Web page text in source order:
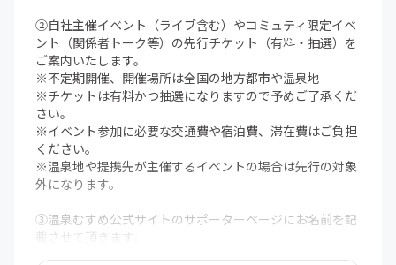
②自社主催イベント（ライブ含む）やコミュティ限定イベ
ント（関係者トーク等）の先行チケット（有料・抽選）を
ご案内いたします。
※不定期開催、開催場所は全国の地方都市や温泉地
※チケットは有料かつ抽選になりますので予めご了承くだ
さい。
※イベント参加に必要な交通費や宿泊費、滞在費はご負担
ください。
※温泉地や提携先が主催するイベントの場合は先行の対象
外になります。
③温泉むすめ公式サイトのサポーターページにお名前を記
載させて頂きます。